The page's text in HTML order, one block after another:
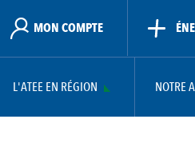
MON COMPTE
L'ATEE EN RÉGION NOTRE